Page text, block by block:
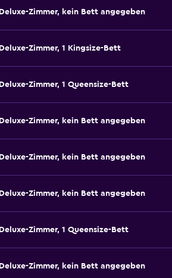
Deluxe-Zimmer, kein Bett angegeben
Deluxe-Zimmer, 1 Kingsize-Bett
Deluxe-Zimmer, 1 Queensize-Bett
Deluxe-Zimmer, kein Bett angegeben
Deluxe-Zimmer, kein Bett angegeben
Deluxe-Zimmer, kein Bett angegeben
Deluxe-Zimmer, 1 Queensize-Bett
Deluxe-Zimmer, kein Bett angegeben